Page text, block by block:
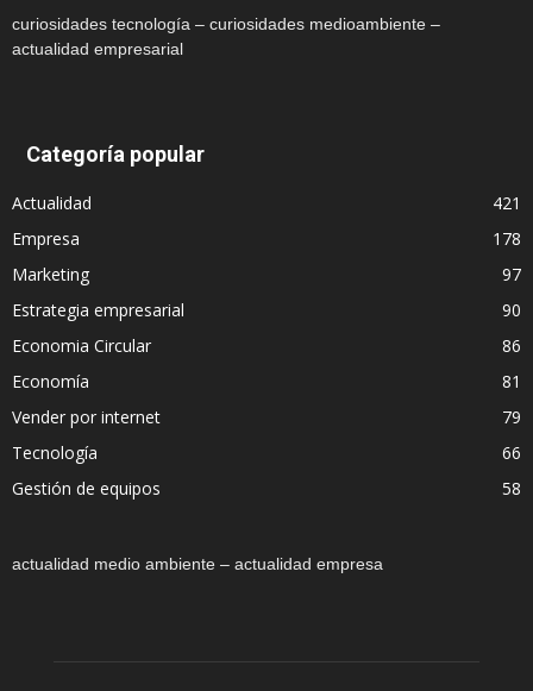
curiosidades tecnología – curiosidades medioambiente –
actualidad empresarial
Categoría popular
Actualidad
421
Empresa
178
Marketing
97
Estrategia empresarial
90
Economia Circular
86
Economía
81
Vender por internet
79
Tecnología
66
Gestión de equipos
58
actualidad medio ambiente – actualidad empresa